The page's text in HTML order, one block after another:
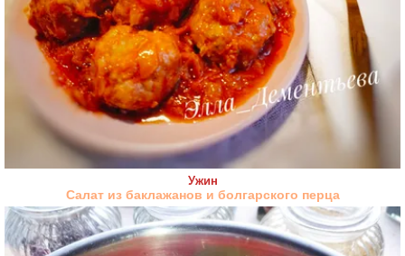
Ужин
Салат из баклажанов и болгарского перца